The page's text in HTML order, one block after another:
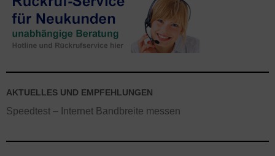
AKTUELLES UND EMPFEHLUNGEN
Speedtest – Internet Bandbreite messen